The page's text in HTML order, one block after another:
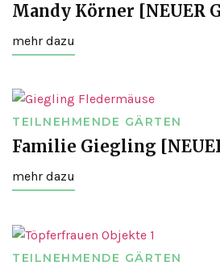
Mandy Körner [NEUER
mehr dazu
TEILNEHMENDE GÄRTEN
Familie Giegling
mehr dazu
TEILNEHMENDE GÄRTEN